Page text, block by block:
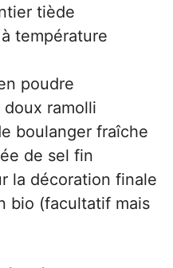
tiède
température
poudre
ramolli
boulanger fraîche
de sel fin
la décoration finale
bio (facultatif mais